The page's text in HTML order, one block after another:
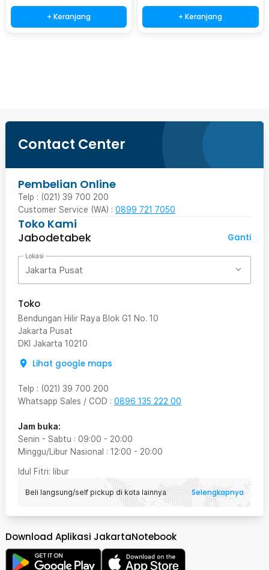
+ Keranjang + Keranjang
Contact Center
Pembelian Online
Telp : (021) 39 700 200
Customer Service (WA) : 0899 721 7050
Toko Kami
Jabodetabek
Ganti
Lokasi
Jakarta Pusat
Toko
Bendungan Hilir Raya Blok G1 No. 10
Jakarta Pusat
DKI Jakarta 10210
Lihat google maps
Telp : (021) 39 700 200
Whatsapp Sales / COD : 0896 135 222 00
Jam buka:
Senin - Sabtu : 09:00 - 20:00
Minggu/Libur Nasional : 12:00 - 20:00
Idul Fitri: libur
Beli langsung/self pickup di kota lainnya Selengkapnya
Download Aplikasi JakartaNotebook